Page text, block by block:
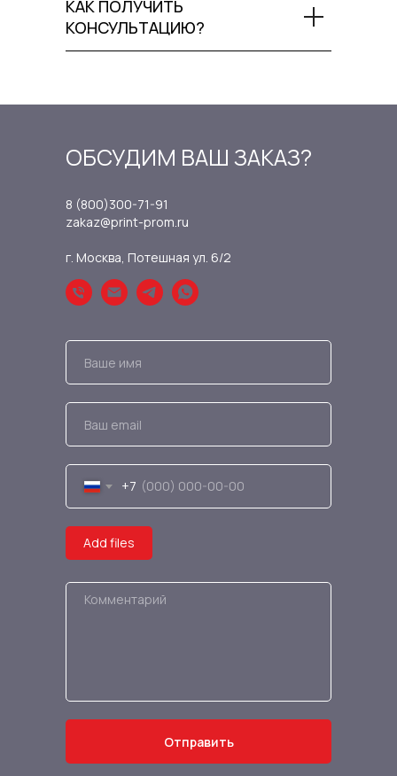
КАК ПОЛУЧИТЬ
КОНСУЛЬТАЦИЮ?
ОБСУДИМ ВАШ ЗАКАЗ?
8 (800)300-71-91
zakaz@print-prom.ru
г. Москва, Потешная ул. 6/2
+7
Add files
Отправить